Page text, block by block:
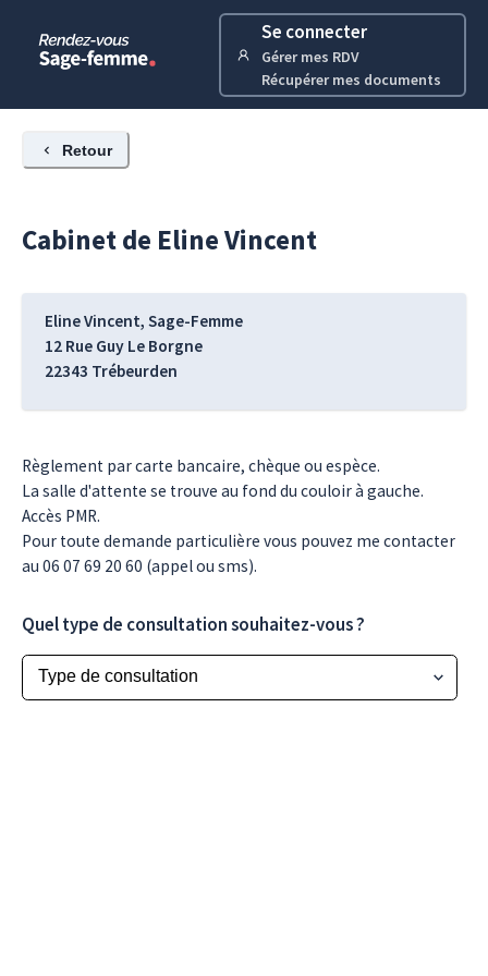
Se connecter
Gérer mes RDV
Récupérer mes documents
Retour
Cabinet de ElineVincent
Eline Vincent, Sage-Femme
12 Rue Guy Le Borgne
22343 Trébeurden
Règlement par carte bancaire, chèque ou espèce.
La salle d'attente se trouve au fond du couloir à gauche.
Accès PMR.
Pour toute demande particulière vous pouvez me contacter
au 06 07 69 20 60 (appel ou sms).
Quel type de consultation souhaitez-vous ?